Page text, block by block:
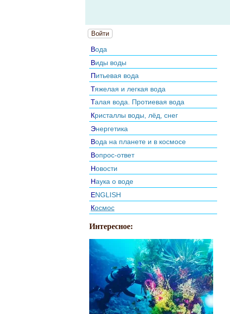
Войти
Вода
Виды воды
Питьевая вода
Тяжелая и легкая вода
Талая вода. Протиевая вода
Кристаллы воды, лёд, снег
Энергетика
Вода на планете и в космосе
Вопрос-ответ
Новости
Наука о воде
ENGLISH
Космос
Интересное: